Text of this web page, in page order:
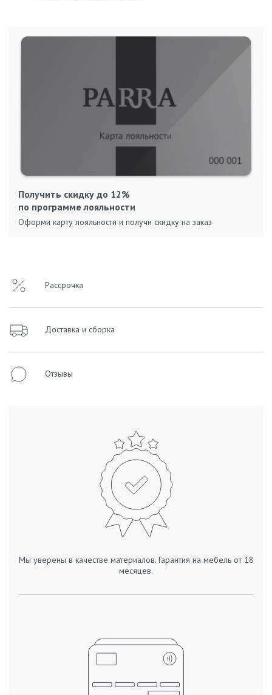
Получить скидку до 12%
по программе лояльности
Оформи карту лояльности и получи скидку на заказ
Рассрочка
Доставка и сборка
Отзывы
Мы уверены в качестве материалов. Гарантия на мебель от 18
месяцев.